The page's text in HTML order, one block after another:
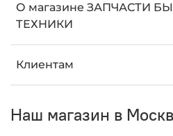
О магазине ЗАПЧАСТИ
ТЕХНИКИ
Клиентам
Наш магазин в